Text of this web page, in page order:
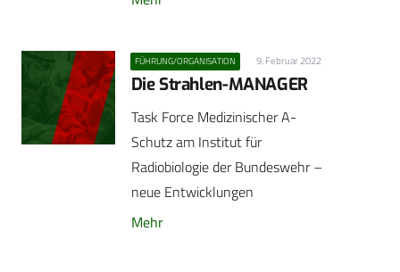
FÜHRUNG/ORGANISATION 9. Februar 2022
Die Strahlen-MANAGER
Task Force Medizinischer A-
Schutz am Institut für
Radiobiologie der Bundeswehr –
neue ­Entwicklungen
Mehr